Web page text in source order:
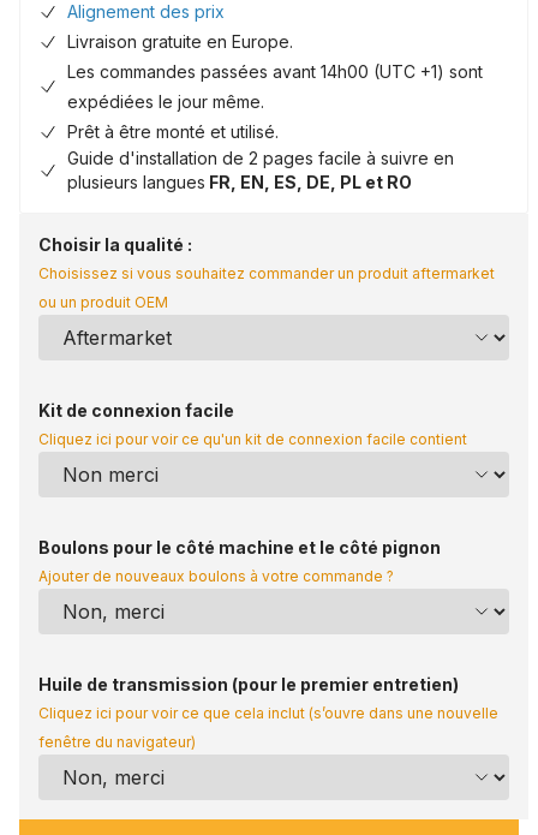
Alignement des prix
Livraison gratuite en Europe.
Les commandes passées avant 14h00 (UTC +1) sont
expédiées le jour même.
Prêt à être monté et utilisé.
Guide d'installation de 2 pages facile à suivre en
plusieurs langues FR, EN, ES, DE, PL et RO
Choisir la qualité :
Choisissez si vous souhaitez commander un produit aftermarket
ou un produit OEM
Kit de connexion facile
Cliquez ici pour voir ce qu'un kit de connexion facile contient
Boulons pour le côté machine et le côté pignon
Ajouter de nouveaux boulons à votre commande ?
Huile de transmission (pour le premier entretien)
Cliquez ici pour voir ce que cela inclut (s’ouvre dans une nouvelle
fenêtre du navigateur)